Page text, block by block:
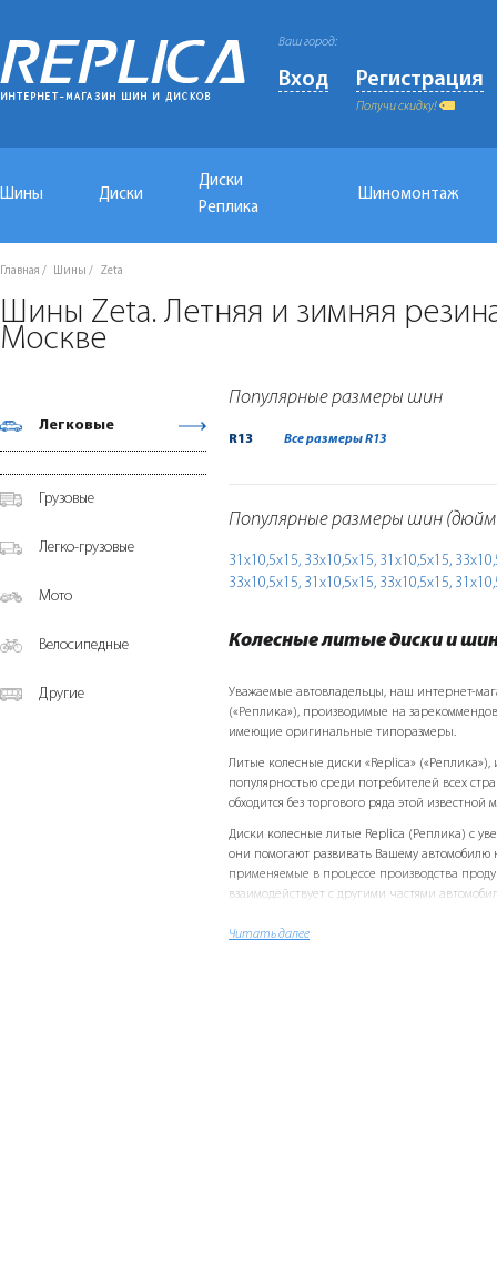
Ваш город:
Вход Регистрация
Получи скидку!
Шины Диски
Диски
Реплика
Шиномонтаж
Главная Шины Zeta
Шины Zeta. Летняя и зимняя
Москве
Легковые
Грузовые
Легко-грузовые
Мото
Велосипедные
Другие
Популярные размеры шин
R13 Все размеры R13
Популярные размеры шин
31х10,5х15, 33х10,5х15, 31х10,5х15,
33х10,5х15, 31х10,5х15, 33х10,5х15,
Колесные литые диски и
Уважаемые автовладельцы, наш интернет-
(«Реплика»), производимые на
имеющие оригинальные типоразмеры.
Литые колесные диски «Replicа»
популярностью среди потребителей всех
обходится без торгового ряда этой известной
Диски колесные литые Replicа (Реплика) с
они помогают развивать Вашему автомобилю
применяемые в процессе производства
взаимодействует с другими частями
Читать далее